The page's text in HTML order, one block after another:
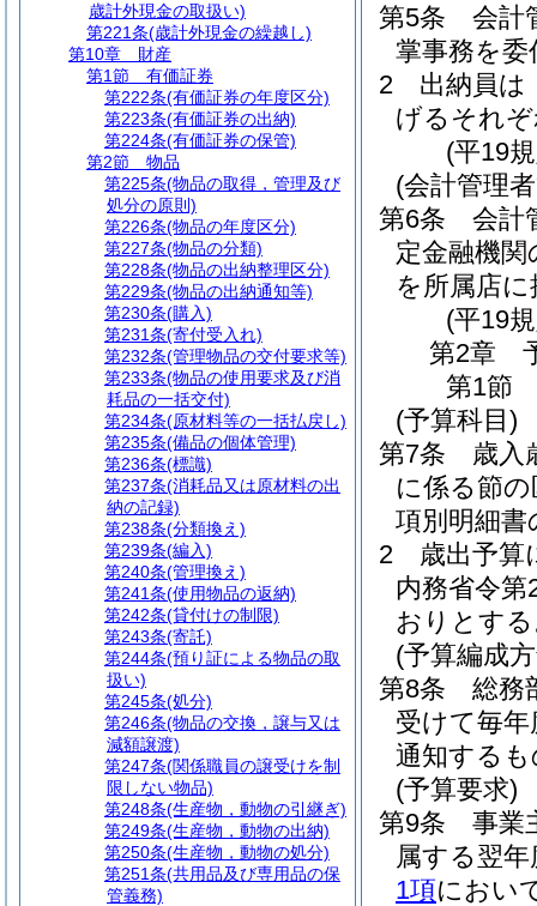
第5条
会計
掌事務を委
2
出納員は
げるそれ
(平19
(会計管理
第6条
会計
定金融機
を所属店
(平19
第2章
第1節
(予算科目)
第7条
歳入
に係る節
項別明細
2
歳出予算
内務省令第
おりとす
(予算編成
第8条
総務
受けて毎
通知する
(予算要求)
第9条
事業
属する翌
1項におい
歳計外現金の取扱い)
第221条(歳計外現金の繰越し)
第10章
財産
第1節
有価証券
第222条(有価証券の年度区分)
第223条(有価証券の出納)
第224条(有価証券の保管)
第2節
物品
第225条(物品の取得，管理及び
処分の原則)
第226条(物品の年度区分)
第227条(物品の分類)
第228条(物品の出納整理区分)
第229条(物品の出納通知等)
第230条(購入)
第231条(寄付受入れ)
第232条(管理物品の交付要求等)
第233条(物品の使用要求及び消
耗品の一括交付)
第234条(原材料等の一括払戻し)
第235条(備品の個体管理)
第236条(標識)
第237条(消耗品又は原材料の出
納の記録)
第238条(分類換え)
第239条(編入)
第240条(管理換え)
第241条(使用物品の返納)
第242条(貸付けの制限)
第243条(寄託)
第244条(預り証による物品の取
扱い)
第245条(処分)
第246条(物品の交換，譲与又は
減額譲渡)
第247条(関係職員の譲受けを制
限しない物品)
第248条(生産物，動物の引継ぎ)
第249条(生産物，動物の出納)
第250条(生産物，動物の処分)
第251条(共用品及び専用品の保
管義務)